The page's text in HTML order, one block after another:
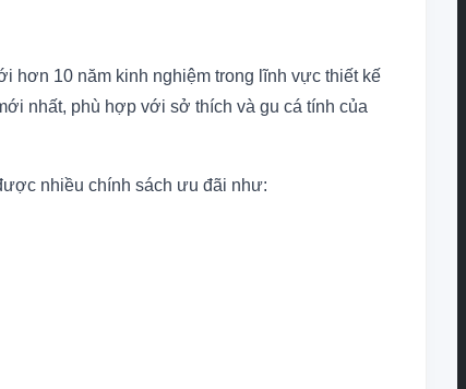
hơn 10 năm kinh nghiệm trong lĩnh vực thiết kế
nhất, phù hợp với sở thích và gu cá tính của
nhiều chính sách ưu đãi như: